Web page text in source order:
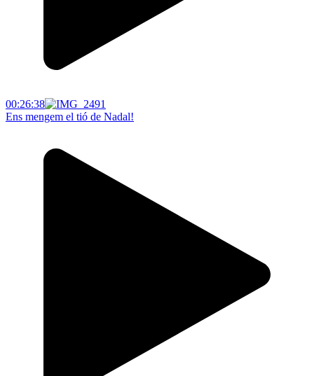
00:26:38
Ens mengem el tió de Nadal!